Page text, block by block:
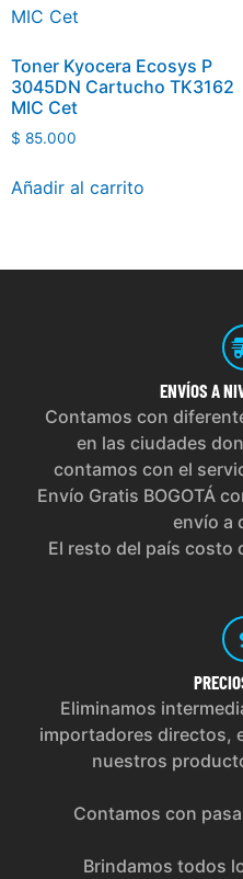
Toner Kyocera Ecosys P
3045DN Cartucho TK3162
MIC Cet
$ 85.000
Añadir al carrito
ENVÍOS A
Contamos con
en las ciudades
contamos con el
Envío Gratis BOGOTÁ
envío a
El resto del país costo
Eliminamos
importadores directos,
nuestros
Contamos con
Brindamos todos